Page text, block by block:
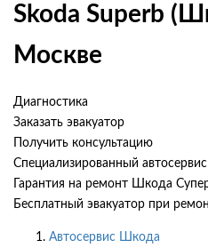
Skoda Superb
Москве
Диагностика
Заказать эвакуатор
Получить консультацию
Специализированный
Гарантия на ремонт Шкода
Бесплатный эвакуатор при
Автосервис Шкода